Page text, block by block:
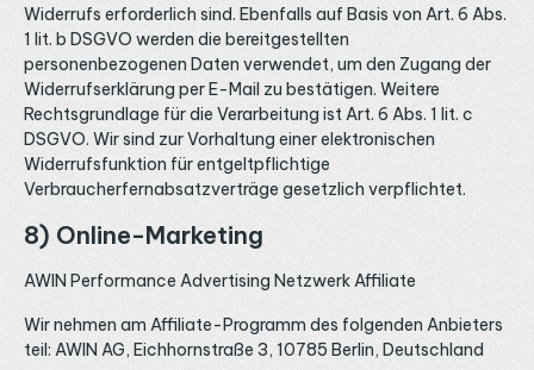
Widerrufs erforderlich sind. Ebenfalls auf Basis von Art. 6 Abs.
1 lit. b DSGVO werden die bereitgestellten
personenbezogenen Daten verwendet, um den Zugang der
Widerrufserklärung per E-Mail zu bestätigen. Weitere
Rechtsgrundlage für die Verarbeitung ist Art. 6 Abs. 1 lit. c
DSGVO. Wir sind zur Vorhaltung einer elektronischen
Widerrufsfunktion für entgeltpflichtige
Verbraucherfernabsatzverträge gesetzlich verpflichtet.
8) Online-Marketing
AWIN Performance Advertising Netzwerk Affiliate
Wir nehmen am Affiliate-Programm des folgenden Anbieters
teil: AWIN AG, Eichhornstraße 3, 10785 Berlin, Deutschland